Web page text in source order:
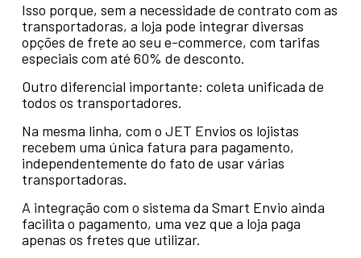
Isso porque, sem a necessidade de contrato com as
transportadoras, a loja pode integrar diversas
opções de frete ao seu e-commerce, com tarifas
especiais com até 60% de desconto.
Outro diferencial importante: coleta unificada de
todos os transportadores.
Na mesma linha, com o JET Envios os lojistas
recebem uma única fatura para pagamento,
independentemente do fato de usar várias
transportadoras.
A integração com o sistema da Smart Envio ainda
facilita o pagamento, uma vez que a loja paga
apenas os fretes que utilizar.